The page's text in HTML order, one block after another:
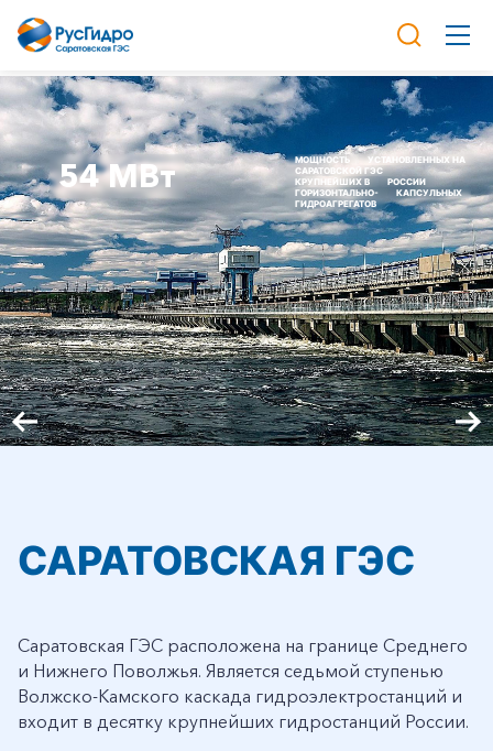
54 МВт МОЩНОСТЬ
УСТАНОВЛЕННЫХ НА
САРАТОВСКОЙ ГЭС
КРУПНЕЙШИХ В
РОССИИ
ГОРИЗОНТАЛЬНО-
КАПСУЛЬНЫХ
ГИДРОАГРЕГАТОВ
САРАТОВСКАЯ ГЭС
Саратовская ГЭС расположена на границе Среднего
и Нижнего Поволжья. Является седьмой ступенью
Волжско-Камского каскада гидроэлектростанций и
входит в десятку крупнейших гидростанций России.